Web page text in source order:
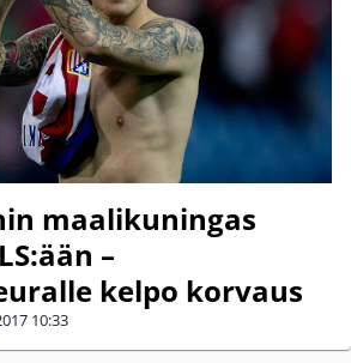
maalikuningas
–
kelpo korvaus
10:33